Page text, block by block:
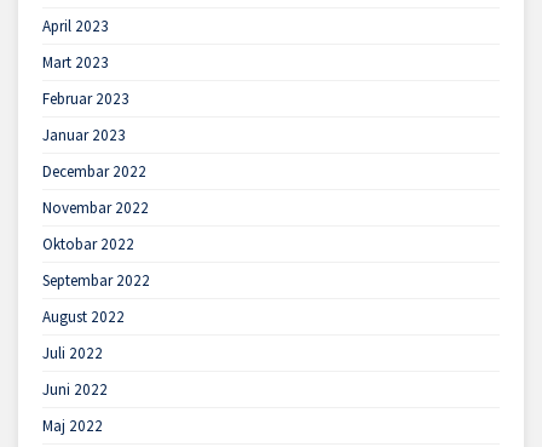
April 2023
Mart 2023
Februar 2023
Januar 2023
Decembar 2022
Novembar 2022
Oktobar 2022
Septembar 2022
August 2022
Juli 2022
Juni 2022
Maj 2022